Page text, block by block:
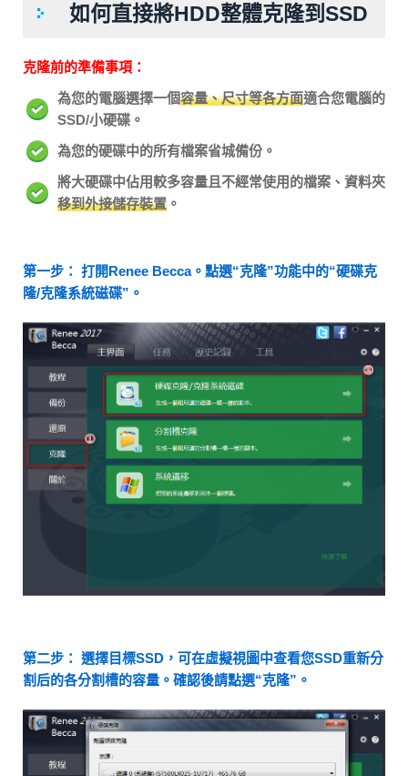
如何直接將HDD整體克隆到SSD
克隆前的準備事項：
為您的電腦選擇一個容量、尺寸等各方面適合您電腦的
SSD/小硬碟。
為您的硬碟中的所有檔案省城備份。
將大硬碟中佔用較多容量且不經常使用的檔案、資料夾
移到外接儲存裝置。
第一步： 打開Renee Becca。點選“克隆”功能中的“硬碟克
隆/克隆系統磁碟”。
第二步： 選擇目標SSD，可在虛擬視圖中查看您SSD重新分
割后的各分割槽的容量。確認後請點選“克隆”。